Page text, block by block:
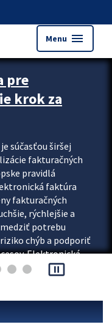
Menu menu
pre
krok za
súčasťou širšej
fakturačných
pravidlá
faktúra
fakturačných
rýchlejšie a
potrebu
chýb a podporiť
Elektronická
pause_presentation